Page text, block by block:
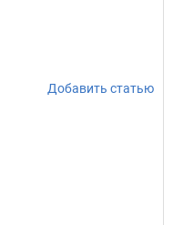
Добавить статью